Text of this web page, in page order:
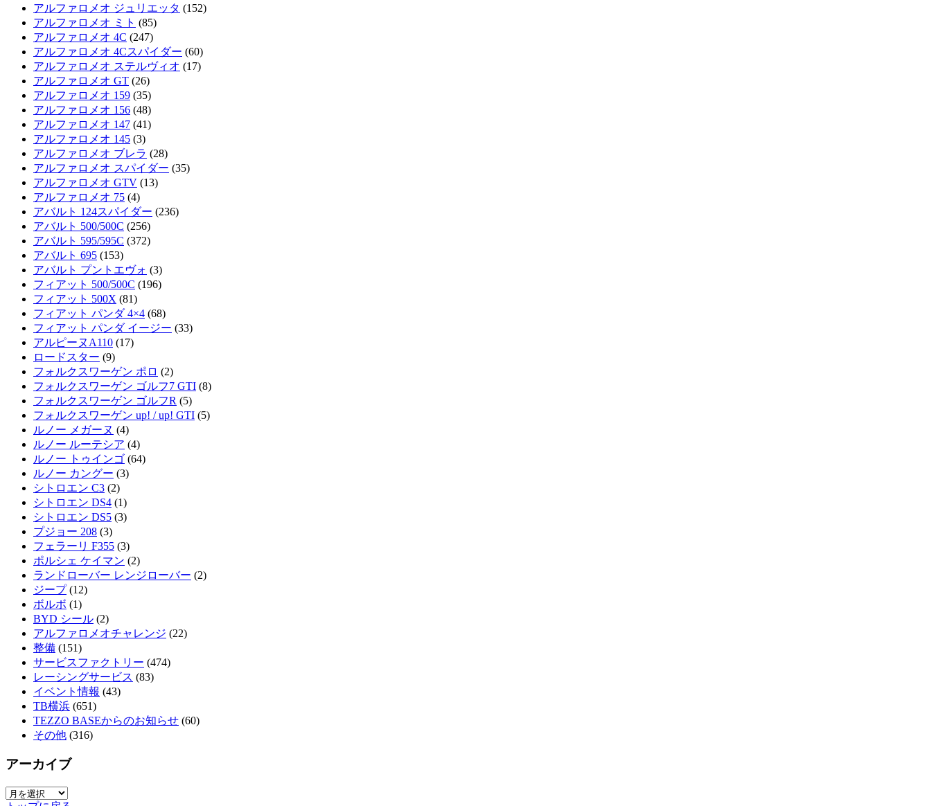
アルファロメオ ジュリエッタ (152)
アルファロメオ ミト (85)
アルファロメオ 4C (247)
アルファロメオ 4Cスパイダー (60)
アルファロメオ ステルヴィオ (17)
アルファロメオ GT (26)
アルファロメオ 159 (35)
アルファロメオ 156 (48)
アルファロメオ 147 (41)
アルファロメオ 145 (3)
アルファロメオ ブレラ (28)
アルファロメオ スパイダー (35)
アルファロメオ GTV (13)
アルファロメオ 75 (4)
アバルト 124スパイダー (236)
アバルト 500/500C (256)
アバルト 595/595C (372)
アバルト 695 (153)
アバルト プントエヴォ (3)
フィアット 500/500C (196)
フィアット 500X (81)
フィアット パンダ 4×4 (68)
フィアット パンダ イージー (33)
アルピーヌA110 (17)
ロードスター (9)
フォルクスワーゲン ポロ (2)
フォルクスワーゲン ゴルフ7 GTI (8)
フォルクスワーゲン ゴルフR (5)
フォルクスワーゲン up! / up! GTI (5)
ルノー メガーヌ (4)
ルノー ルーテシア (4)
ルノー トゥインゴ (64)
ルノー カングー (3)
シトロエン C3 (2)
シトロエン DS4 (1)
シトロエン DS5 (3)
プジョー 208 (3)
フェラーリ F355 (3)
ポルシェ ケイマン (2)
ランドローバー レンジローバー (2)
ジープ(12)
ボルボ (1)
BYD シール (2)
アルファロメオチャレンジ (22)
整備 (151)
サービスファクトリー (474)
レーシングサービス (83)
イベント情報 (43)
TB横浜 (651)
TEZZO BASEからのお知らせ (60)
その他 (316)
アーカイブ
ア